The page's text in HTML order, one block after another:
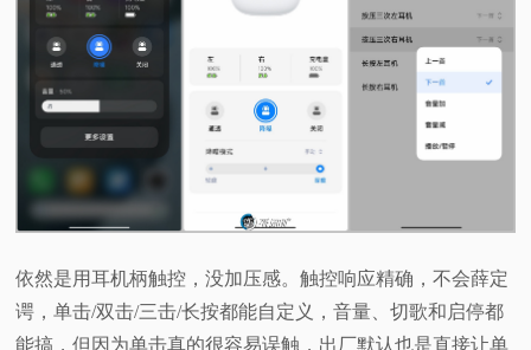
依然是用耳机柄触控，没加压感。触控响应精确，不会薛定
谔，单击/双击/三击/长按都能自定义，音量、切歌和启停都
能搞，但因为单击真的很容易误触，出厂默认也是直接让单